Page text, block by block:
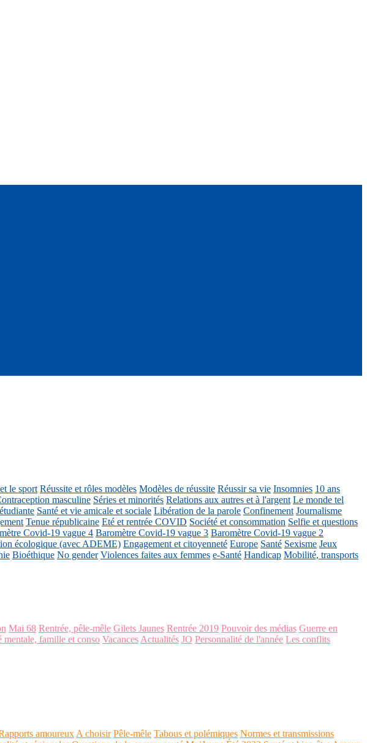
le sport Réussite et rôles modèles Modèles de réussite Réussir sa vie Insomnies 10 ans
masculine Séries et minorités Relations aux autres et à l'argent Le monde tel
Santé et vie amicale et sociale Libération de la parole Confinement Journalisme
Tenue républicaine Eté et rentrée COVID Société et consommation Selfie et questions
Covid-19 vague 4 Baromètre Covid-19 vague 3 Baromètre Covid-19 vague 2
écologique (avec ADEME) Engagement et citoyenneté Europe Santé Sexisme Jeux
Bioéthique No gender Violences faites aux femmes e-Santé Handicap Mobilité, transports
Mai 68 Rentrée, pêle-mêle Gilets Jaunes Rentrée 2019 Pouvoir des médias Guerre en
mentale, famille et conso Vacances Actualités JO Personnalité de l'année Les conflits
amoureux A choisir Pêle-mêle Tabous et polémiques Normes et transmissions